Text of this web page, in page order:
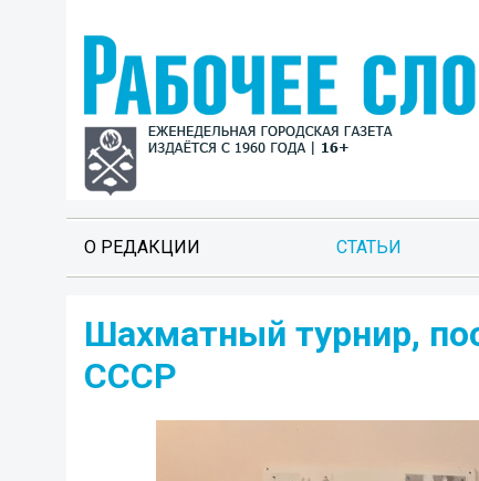
О РЕДАКЦИИ СТАТЬИ
Шахматный турнир,
СССР